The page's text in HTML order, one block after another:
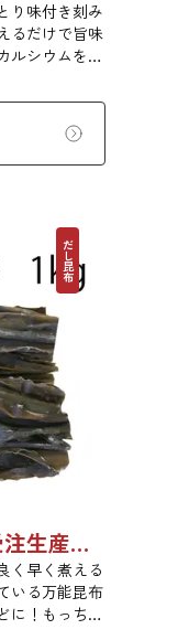
り味付き刻み
るだけで旨味
ルシウムを豊
れた食生活
ごはん、納
料理にお使い
だし昆布
日高昆布3等 1kg 【受注生産品】03070054
く早く煮える
いる万能昆布
に！もっちり